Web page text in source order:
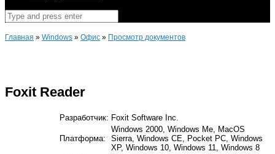
Поиск
Главная » Windows » Офис » Просмотр документов
Foxit Reader
Разработчик: Foxit Software Inc.
Платформа:
Windows 2000, Windows Me, MacOS
Sierra, Windows CE, Pocket PC, Windows
XP, Windows 10, Windows 11, Windows 8